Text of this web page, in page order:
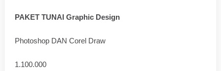
PAKET TUNAI Graphic Design
Photoshop DAN Corel Draw
1.100.000